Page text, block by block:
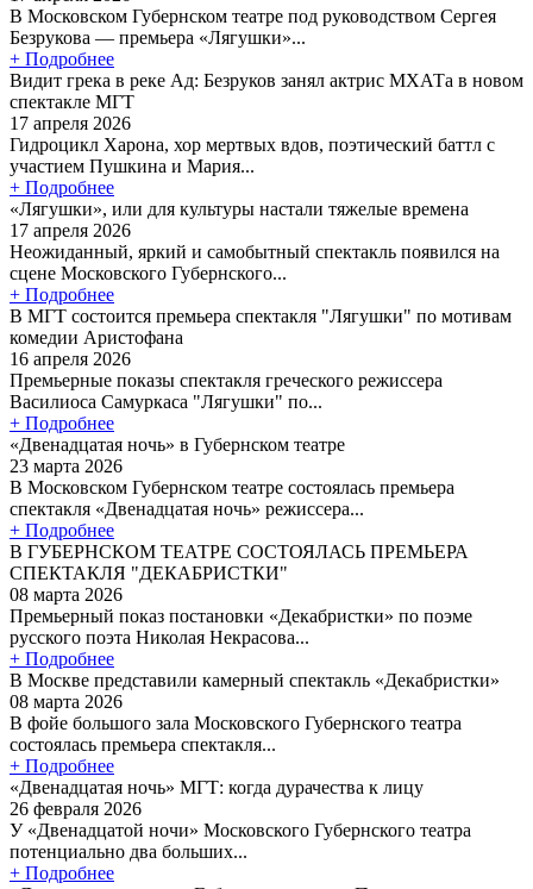
В Московском Губернском театре под руководством Сергея
Безрукова — премьера «Лягушки»...
+ Подробнее
Видит грека в реке Ад: Безруков занял актрис МХАТа в новом
спектакле МГТ
17 апреля 2026
Гидроцикл Харона, хор мертвых вдов, поэтический баттл с
участием Пушкина и Мария...
+ Подробнее
«Лягушки», или для культуры настали тяжелые времена
17 апреля 2026
Неожиданный, яркий и самобытный спектакль появился на
сцене Московского Губернского...
+ Подробнее
В МГТ состоится премьера спектакля "Лягушки" по мотивам
комедии Аристофана
16 апреля 2026
Премьерные показы спектакля греческого режиссера
Василиоса Самуркаса "Лягушки" по...
+ Подробнее
«Двенадцатая ночь» в Губернском театре
23 марта 2026
В Московском Губернском театре состоялась премьера
спектакля «Двенадцатая ночь» режиссера...
+ Подробнее
В ГУБЕРНСКОМ ТЕАТРЕ СОСТОЯЛАСЬ ПРЕМЬЕРА
СПЕКТАКЛЯ "ДЕКАБРИСТКИ"
08 марта 2026
Премьерный показ постановки «Декабристки» по поэме
русского поэта Николая Некрасова...
+ Подробнее
В Москве представили камерный спектакль «Декабристки»
08 марта 2026
В фойе большого зала Московского Губернского театра
состоялась премьера спектакля...
+ Подробнее
«Двенадцатая ночь» МГТ: когда дурачества к лицу
26 февраля 2026
У «Двенадцатой ночи» Московского Губернского театра
потенциально два больших...
+ Подробнее